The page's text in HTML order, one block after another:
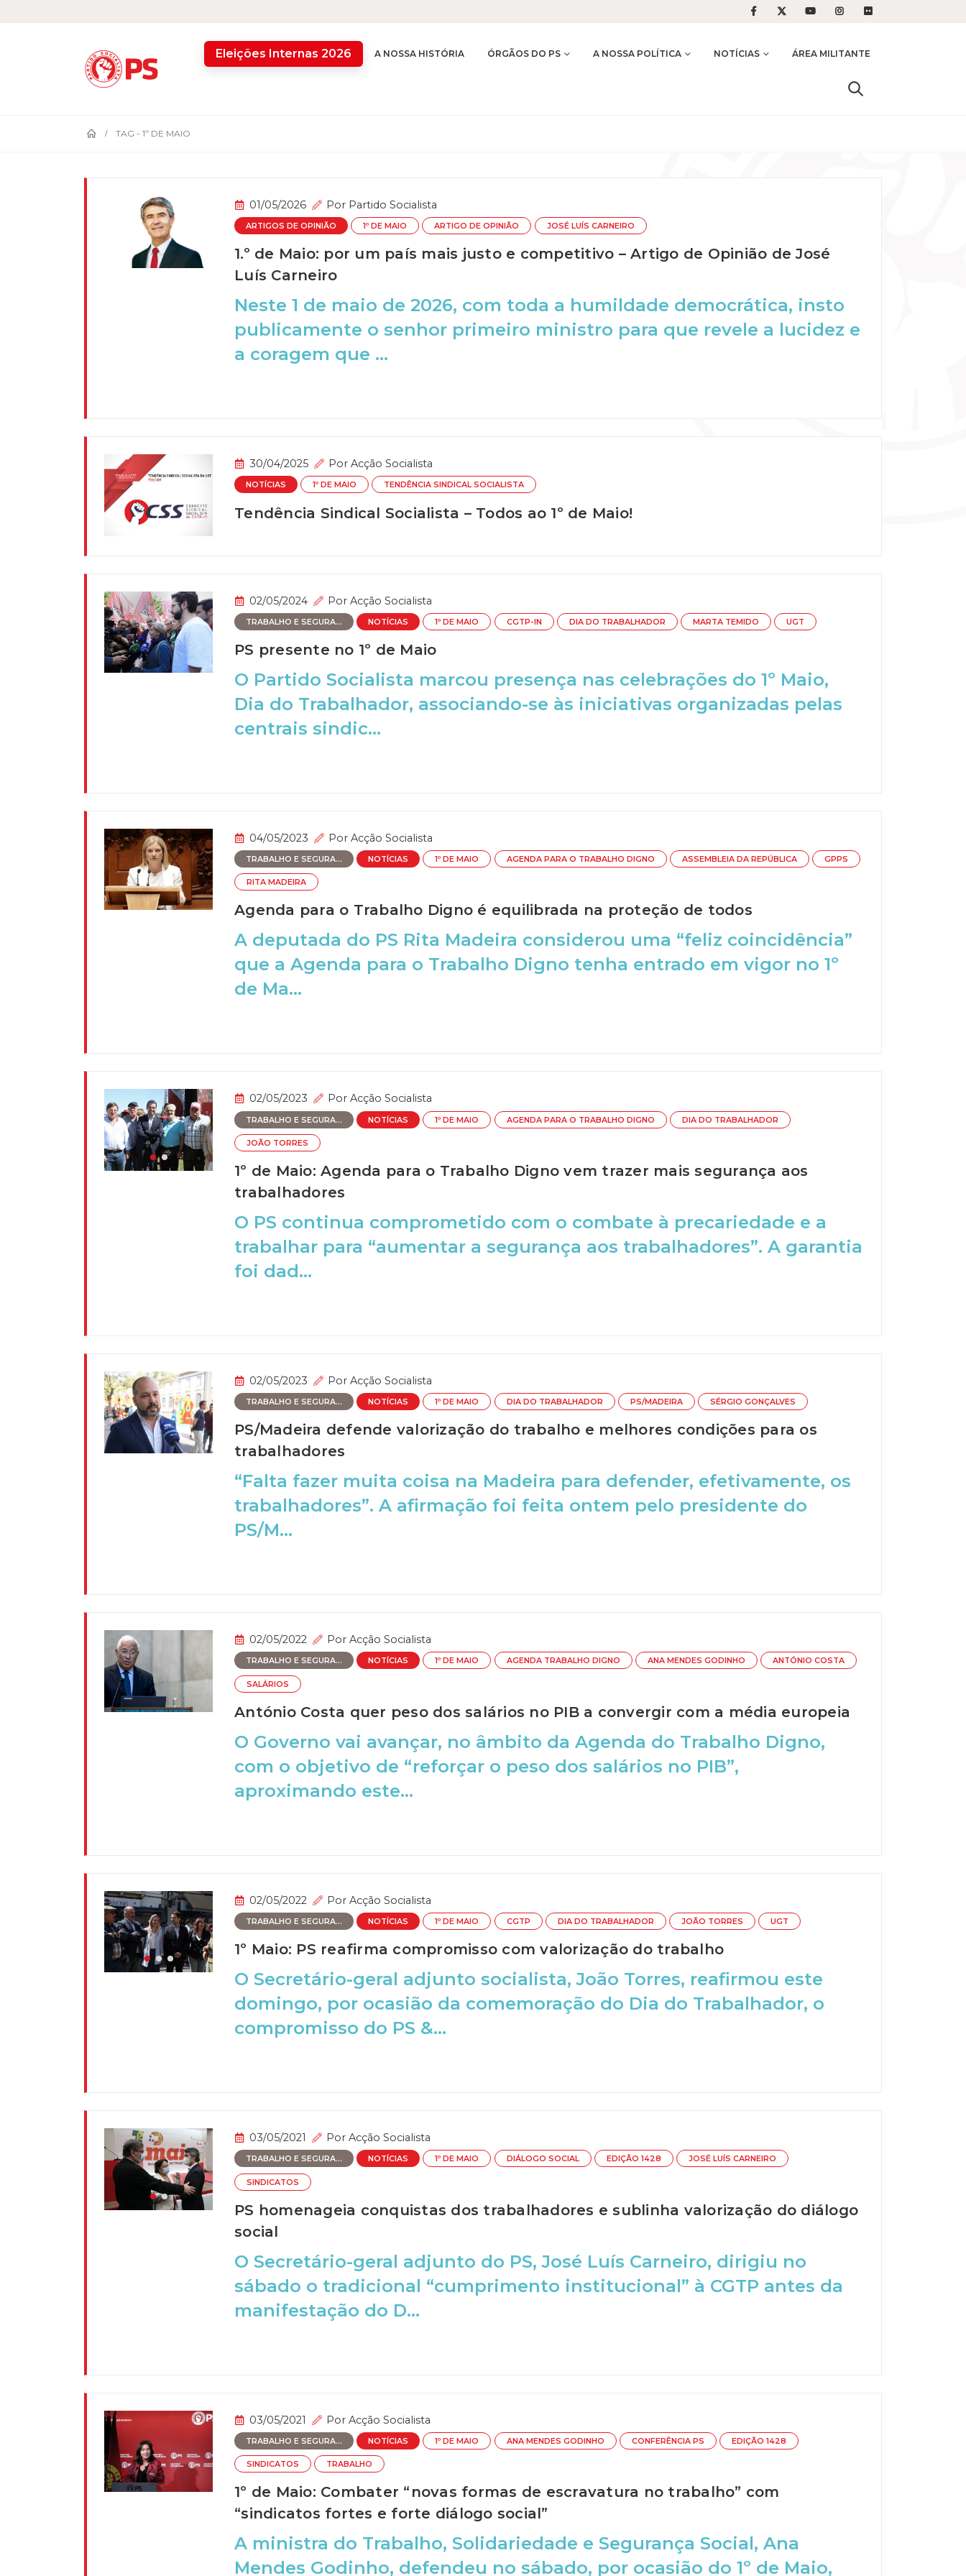
Eleições Internas 2026 A NOSSA HISTÓRIA ÓRGÃOS DO PS A NOSSA POLÍTICA NOTÍCIAS ÁREA MILITANTE
TAG - 1º DE MAIO
01/05/2026 Por Partido Socialista
ARTIGOS DE OPINIÃO 1º DE MAIO ARTIGO DE OPINIÃO JOSÉ LUÍS CARNEIRO
1.º de Maio: por um país mais justo e competitivo – Artigo de Opinião de José
Luís Carneiro
Neste 1 de maio de 2026, com toda a humildade democrática, insto
publicamente o senhor primeiro ministro para que revele a lucidez e
a coragem que ...
30/04/2025 Por Acção Socialista
NOTÍCIAS 1º DE MAIO TENDÊNCIA SINDICAL SOCIALISTA
Tendência Sindical Socialista – Todos ao 1º de Maio!
02/05/2024 Por Acção Socialista
TRABALHO E SEGURA... NOTÍCIAS 1º DE MAIO CGTP-IN DIA DO TRABALHADOR MARTA TEMIDO UGT
PS presente no 1º de Maio
O Partido Socialista marcou presença nas celebrações do 1º Maio,
Dia do Trabalhador, associando-se às iniciativas organizadas pelas
centrais sindic...
04/05/2023 Por Acção Socialista
TRABALHO E SEGURA... NOTÍCIAS 1º DE MAIO AGENDA PARA O TRABALHO DIGNO ASSEMBLEIA DA REPÚBLICA GPPS
RITA MADEIRA
Agenda para o Trabalho Digno é equilibrada na proteção de todos
A deputada do PS Rita Madeira considerou uma “feliz coincidência”
que a Agenda para o Trabalho Digno tenha entrado em vigor no 1º
de Ma...
02/05/2023 Por Acção Socialista
TRABALHO E SEGURA... NOTÍCIAS 1º DE MAIO AGENDA PARA O TRABALHO DIGNO DIA DO TRABALHADOR
JOÃO TORRES
1º de Maio: Agenda para o Trabalho Digno vem trazer mais segurança aos
trabalhadores
O PS continua comprometido com o combate à precariedade e a
trabalhar para “aumentar a segurança aos trabalhadores”. A garantia
foi dad...
02/05/2023 Por Acção Socialista
TRABALHO E SEGURA... NOTÍCIAS 1º DE MAIO DIA DO TRABALHADOR PS/MADEIRA SÉRGIO GONÇALVES
PS/Madeira defende valorização do trabalho e melhores condições para os
trabalhadores
“Falta fazer muita coisa na Madeira para defender, efetivamente, os
trabalhadores”. A afirmação foi feita ontem pelo presidente do
PS/M...
02/05/2022 Por Acção Socialista
TRABALHO E SEGURA... NOTÍCIAS 1º DE MAIO AGENDA TRABALHO DIGNO ANA MENDES GODINHO ANTÓNIO COSTA
SALÁRIOS
António Costa quer peso dos salários no PIB a convergir com a média europeia
O Governo vai avançar, no âmbito da Agenda do Trabalho Digno,
com o objetivo de “reforçar o peso dos salários no PIB”,
aproximando este...
02/05/2022 Por Acção Socialista
TRABALHO E SEGURA... NOTÍCIAS 1º DE MAIO CGTP DIA DO TRABALHADOR JOÃO TORRES UGT
1º Maio: PS reafirma compromisso com valorização do trabalho
O Secretário-geral adjunto socialista, João Torres, reafirmou este
domingo, por ocasião da comemoração do Dia do Trabalhador, o
compromisso do PS &...
03/05/2021 Por Acção Socialista
TRABALHO E SEGURA... NOTÍCIAS 1º DE MAIO DIÁLOGO SOCIAL EDIÇÃO 1428 JOSÉ LUÍS CARNEIRO
SINDICATOS
PS homenageia conquistas dos trabalhadores e sublinha valorização do diálogo
social
O Secretário-geral adjunto do PS, José Luís Carneiro, dirigiu no
sábado o tradicional “cumprimento institucional” à CGTP antes da
manifestação do D...
03/05/2021 Por Acção Socialista
TRABALHO E SEGURA... NOTÍCIAS 1º DE MAIO ANA MENDES GODINHO CONFERÊNCIA PS EDIÇÃO 1428
SINDICATOS TRABALHO
1º de Maio: Combater “novas formas de escravatura no trabalho” com
“sindicatos fortes e forte diálogo social”
A ministra do Trabalho, Solidariedade e Segurança Social, Ana
Mendes Godinho, defendeu no sábado, por ocasião do 1º de Maio,